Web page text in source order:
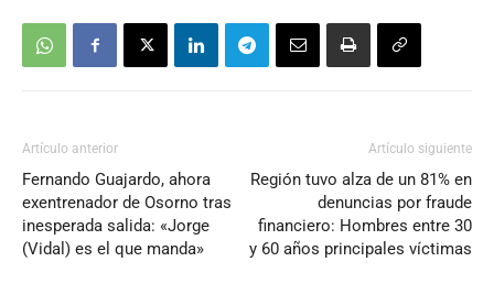
Artículo anterior
Fernando Guajardo, ahora
exentrenador de Osorno tras
inesperada salida: «Jorge
(Vidal) es el que manda»
Artículo siguiente
Región tuvo alza de un 81% en
denuncias por fraude
financiero: Hombres entre 30
y 60 años principales víctimas